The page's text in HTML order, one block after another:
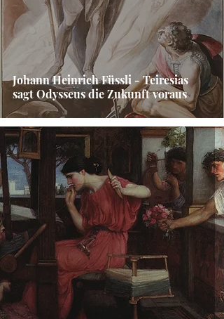
Johann Heinrich Füssli - Teiresias
sagt Odysseus die Zukunft voraus